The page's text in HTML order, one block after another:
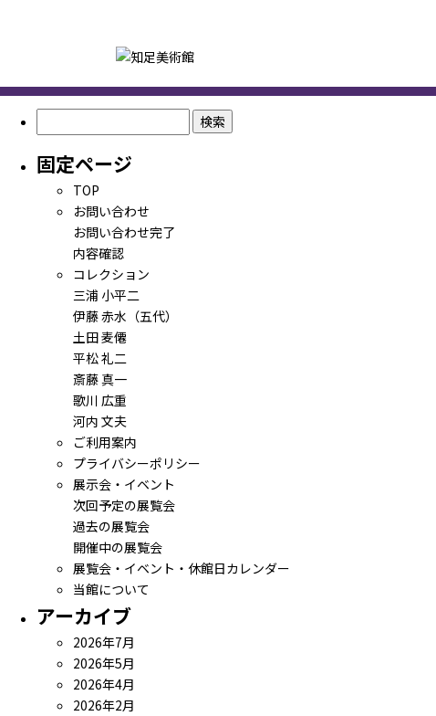
索:
固定ページ
TOP
お問い合わせ
お問い合わせ完了
内容確認
コレクション
三浦 小平二
伊藤 赤水（五代）
土田 麦僊
平松 礼二
斎藤 真一
歌川 広重
河内 文夫
ご利用案内
プライバシーポリシー
展示会・イベント
次回予定の展覧会
過去の展覧会
開催中の展覧会
展覧会・イベント・休館日カレンダー
当館について
アーカイブ
2026年7月
2026年5月
2026年4月
2026年2月